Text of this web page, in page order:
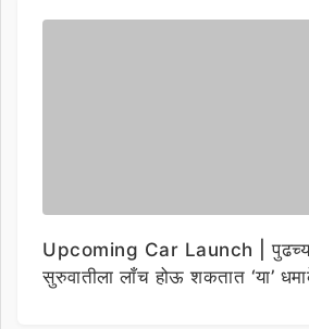
Upcoming Car Launch | पुढच्या
सुरुवातीला लाँच होऊ शकतात ‘या’